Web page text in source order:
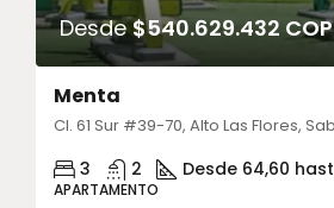
Desde$540.629.432 COP
Menta
3 2 Desde 64,60
APARTAMENTO